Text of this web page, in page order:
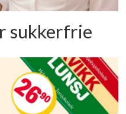
sukkerfrie